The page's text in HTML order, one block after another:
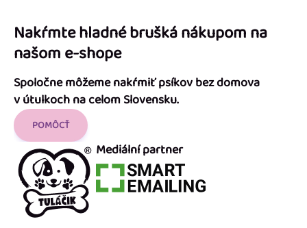
Nakŕmte hladné brušká nákupom na
našom e-shope
Spoločne môžeme nakŕmiť psíkov bez domova
v útulkoch na celom Slovensku.
POMÔCŤ
Mediální partner